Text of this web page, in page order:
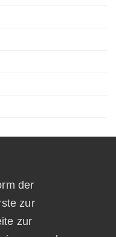
der
zur
zur